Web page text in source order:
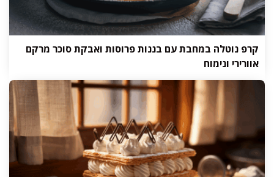
קרפ נוטלה במחבת עם בננות פרוסות ואבקת סוכר מרקם
אוורירי ונימוח